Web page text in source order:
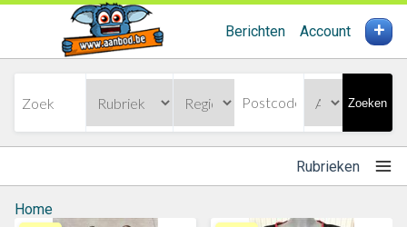
Berichten Account +
Zoeken
Rubrieken
Home